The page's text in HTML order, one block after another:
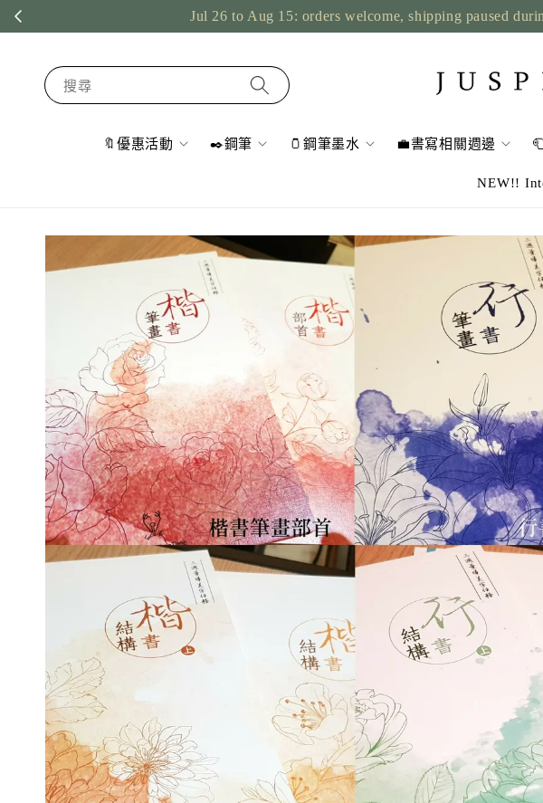
Jul 26 to Aug 15: orders welcome, shipping paused
搜尋
🔖優惠活動 ✒️鋼筆 🫙鋼筆墨水 💼書寫相關週邊
NEW!!